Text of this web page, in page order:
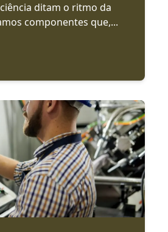
ditam o ritmo da
componentes que,...